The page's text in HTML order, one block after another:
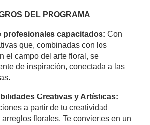
DEL PROGRAMA
profesionales capacitados: Con
que, combinadas con los
el campo del arte floral, se
de inspiración, conectada a las
Creativas y Artísticas:
a partir de tu creatividad
florales. Te conviertes en un